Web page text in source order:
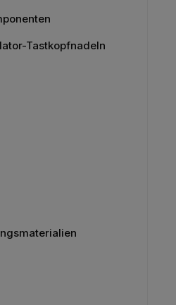
Tastkopfnadeln